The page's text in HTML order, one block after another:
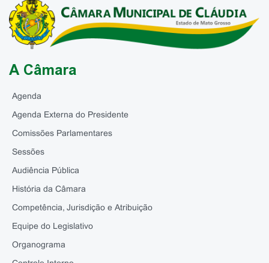
A Câmara
Agenda
Agenda Externa do Presidente
Comissões Parlamentares
Sessões
Audiência Pública
História da Câmara
Competência, Jurisdição e Atribuição
Equipe do Legislativo
Organograma